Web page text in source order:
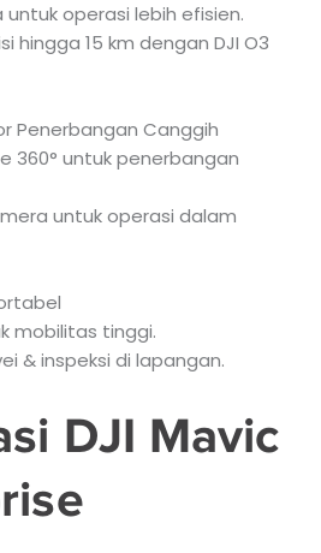
operasi lebih efisien.
hingga 15 km dengan DJI O3
Penerbangan Canggih
360° untuk penerbangan
untuk operasi dalam
mobilitas tinggi.
& inspeksi di lapangan.
DJI Mavic